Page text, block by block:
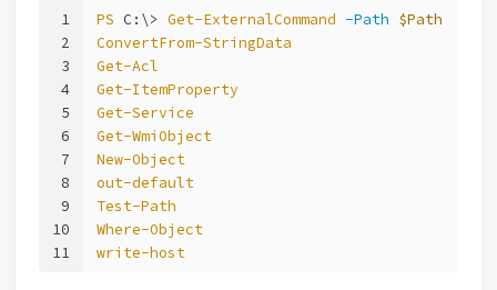
1
2
3
4
5
6
7
8
9
10
11
PS C:\> Get-ExternalCommand -Path $Path
ConvertFrom-StringData
Get-Acl
Get-ItemProperty
Get-Service
Get-WmiObject
New-Object
out-default
Test-Path
Where-Object
write-host